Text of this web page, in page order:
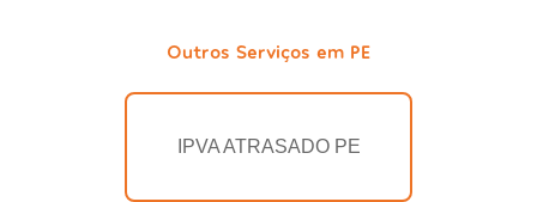
Outros Serviços em PE
IPVA ATRASADO PE